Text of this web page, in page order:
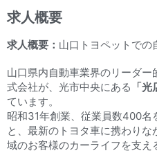
求人概要
求人概要： 山口トヨペットでの
山口県内自動車業界のリーダ
式会社が、光市中央にある 「光
ています。
昭和31年創業、従業員数400名
と、最新のトヨタ車に携わり
域のお客様のカーライフを支え